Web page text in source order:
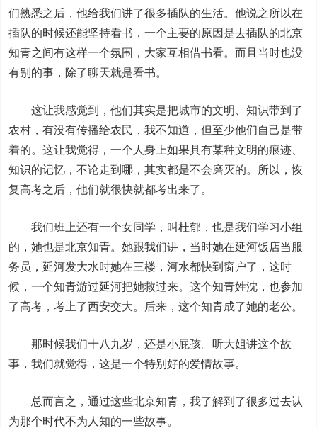
们熟悉之后，他给我们讲了很多插队的生活。他说之所以在
插队的时候还能坚持看书，一个主要的原因是去插队的北京
知青之间有这样一个氛围，大家互相借书看。而且当时也没
有别的事，除了聊天就是看书。
这让我感觉到，他们其实是把城市的文明、知识带到了
农村，有没有传播给农民，我不知道，但至少他们自己是带
着的。这让我觉得，一个人身上如果具有某种文明的痕迹、
知识的记忆，不论走到哪，其实都是不会磨灭的。所以，恢
复高考之后，他们就很快就都考出来了。
我们班上还有一个女同学，叫杜郁，也是我们学习小组
的，她也是北京知青。她跟我们讲，当时她在延河饭店当服
务员，延河发大水时她在三楼，河水都快到窗户了，这时
候，一个知青游过延河把她救过来。这个知青姓沈，也参加
了高考，考上了西安交大。后来，这个知青成了她的老公。
那时候我们十八九岁，还是小屁孩。 听大姐讲这个故
事，我们就觉得，这是一个特别好的爱情故事。
总而言之，通过这些北京知青，我了解到了很多过去认
为那个时代不为人知的一些故事。